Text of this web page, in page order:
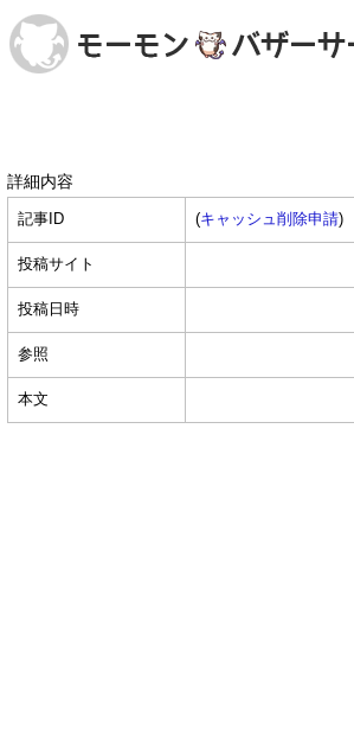
詳細内容
記事ID (キャッシュ削除申請)
投稿サイト
投稿日時
参照
本文